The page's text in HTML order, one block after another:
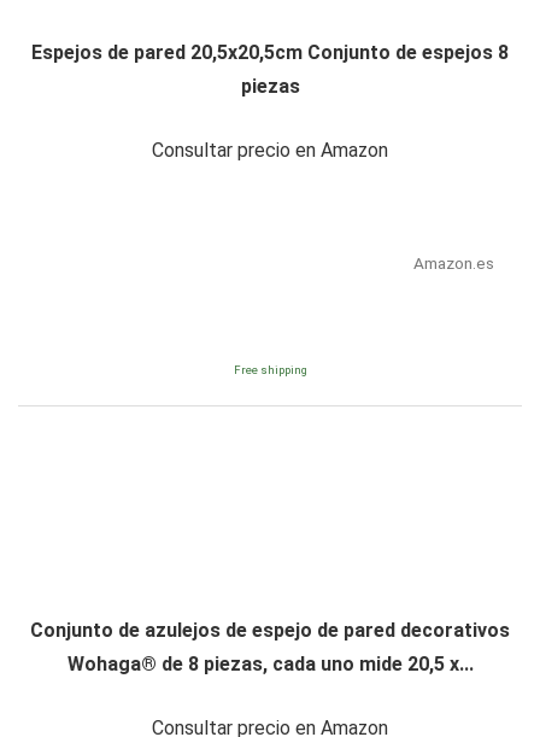
Espejos de pared 20,5x20,5cm Conjunto de espejos 8
piezas
Consultar precio en Amazon
Amazon.es
Free shipping
Conjunto de azulejos de espejo de pared decorativos
Wohaga® de 8 piezas, cada uno mide 20,5 x...
Consultar precio en Amazon